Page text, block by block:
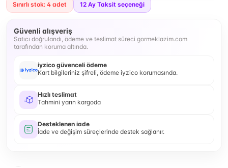
Sınırlı stok: 4 adet 12 Ay Taksit seçeneği
Güvenli alışveriş
Satıcı doğrulandı, ödeme ve teslimat süreci gormeklazim.com
tarafından koruma altında.
iyzico güvenceli ödeme
Kart bilgileriniz şifreli, ödeme iyzico korumasında.
Hızlı teslimat
Tahmini yarın kargoda
Desteklenen iade
İade ve değişim süreçlerinde destek sağlanır.